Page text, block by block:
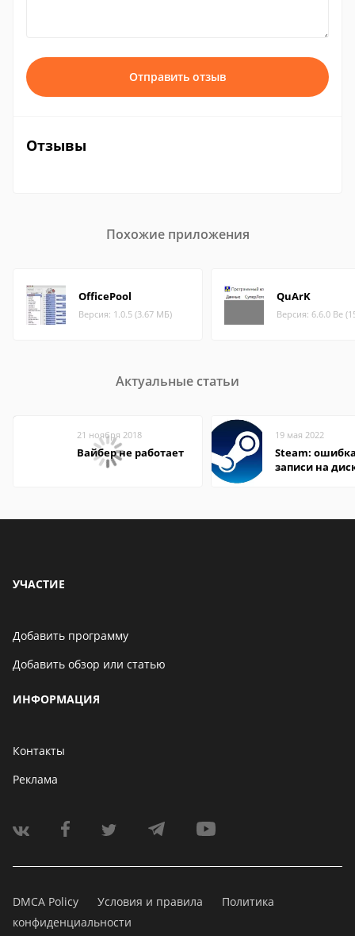
Отправить отзыв
Отзывы
Похожие приложения
OfficePool
Версия: 1.0.5 (3.67 МБ)
QuArK
Версия: 6.6.0 Be
Актуальные статьи
21 ноября 2018
Вайбер не работает
19 мая 2022
Steam:
записи на
УЧАСТИЕ
Добавить программу
Добавить обзор или статью
ИНФОРМАЦИЯ
Контакты
Реклама
DMCA Policy Условия и правила
Политика
конфиденциальности